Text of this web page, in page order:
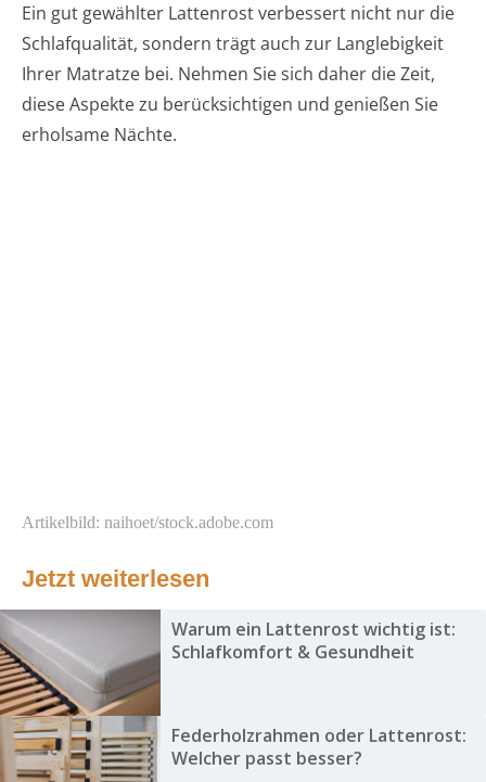
Ein gut gewählter Lattenrost verbessert nicht nur die
Schlafqualität, sondern trägt auch zur Langlebigkeit
Ihrer Matratze bei. Nehmen Sie sich daher die Zeit,
diese Aspekte zu berücksichtigen und genießen Sie
erholsame Nächte.
Artikelbild: naihoet/stock.adobe.com
Jetzt weiterlesen
Warum ein Lattenrost wichtig ist:
Schlafkomfort & Gesundheit
Federholzrahmen oder Lattenrost:
Welcher passt besser?